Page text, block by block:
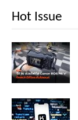
Hot Issue